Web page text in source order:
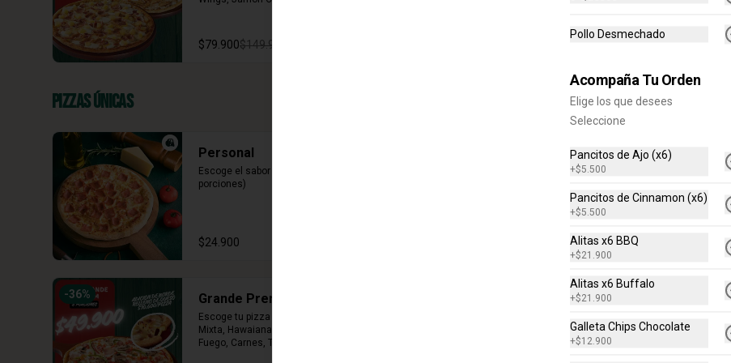
$79.900$149.900
Pizzas Únicas
Personal
Escoge el sabor de tu pizza (4
porciones)
$24.900
Mediana
Escoge el sabor de tu pizza (6
$37.500
-36% Grande Premium
Escoge tu pizza favorita (Mazzeta,
Mixta, Hawaiana Recargada, Pizza
Fuego, Carnes, Tres Quesos)
Grande Favorita
BBQ, Hawaiana, Buffalo Wings,
Jamón Champiñon, Vegetariana,
Pollo Desmechado
Acompaña Tu Orden
Elige los que desees
Seleccione
Pancitos de Ajo (x6)
+$5.500
Pancitos de Cinnamon (x6)
+$5.500
Alitas x6 BBQ
+$21.900
Alitas x6 Buffalo
+$21.900
Galleta Chips Chocolate
+$12.900